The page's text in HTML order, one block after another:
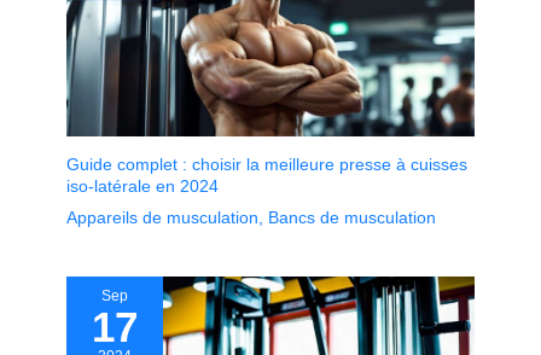
Guide complet : choisir la meilleure presse à cuisses
iso-latérale en 2024
Appareils de musculation, Bancs de musculation
Sep
17